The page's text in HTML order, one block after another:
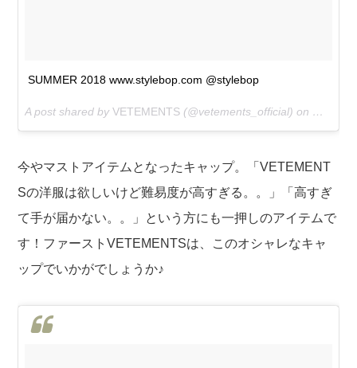
SUMMER 2018 www.stylebop.com @stylebop
A post shared byVETEMENTS (@vetements_official) on May 24,
今やマストアイテムとなったキャップ。「VETEMENT
Sの洋服は欲しいけど難易度が高すぎる。。」「高すぎ
て手が届かない。。」という方にも一押しのアイテムで
す！ファーストVETEMENTSは、このオシャレなキャ
ップでいかがでしょうか♪